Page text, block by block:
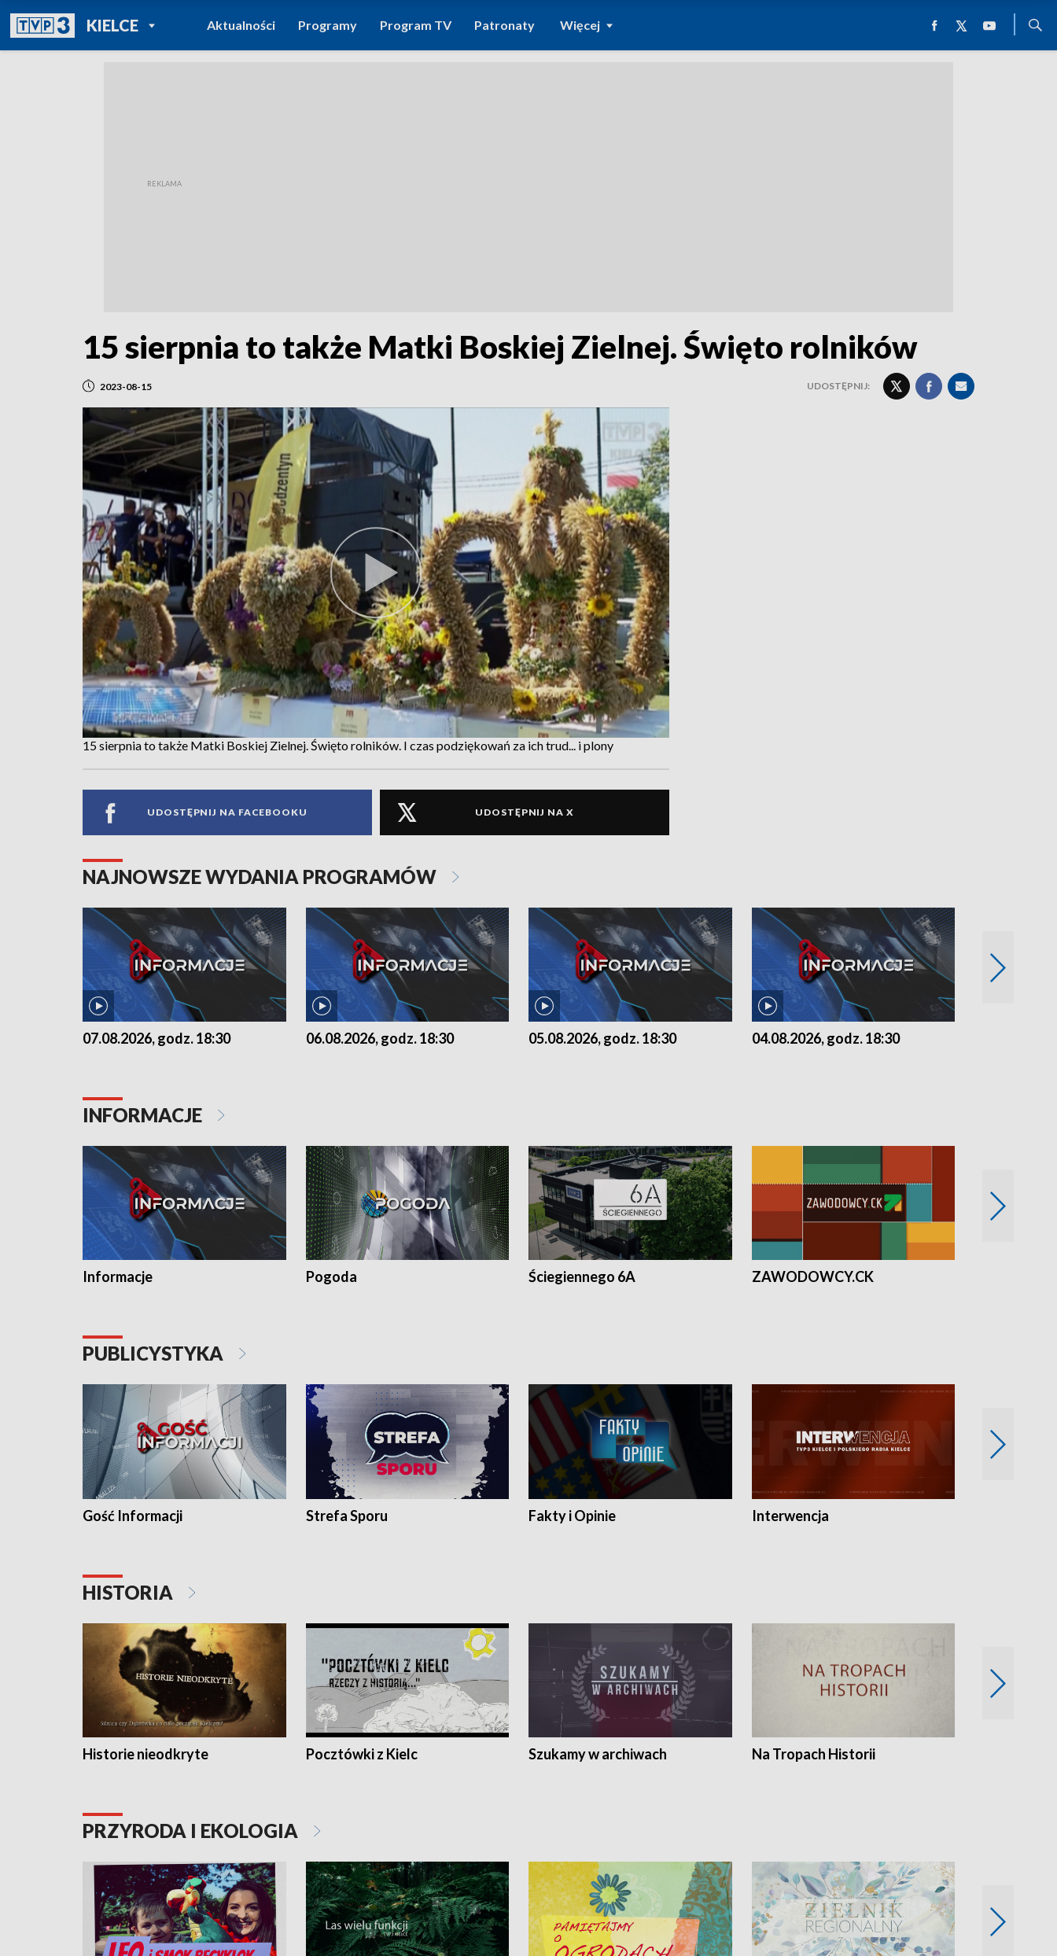
KIELCEPOWRÓT DO
TVP REGIONY
Aktualności Programy Program TV Patronaty Więcej
15 sierpnia to także Matki Boskiej Zielnej. Święto rolników
2023-08-15 UDOSTĘPNIJ:
15 sierpnia to także Matki Boskiej Zielnej. Święto rolników. I czas podziękowań za ich trud... i plony
UDOSTĘPNIJ NA FACEBOOKU UDOSTĘPNIJ NA X
NAJNOWSZE WYDANIA PROGRAMÓW
07.08.2026, godz. 18:30 06.08.2026, godz. 18:30 05.08.2026, godz. 18:30 04.08.2026, godz. 18:30
INFORMACJE
Informacje Pogoda Ściegiennego 6A ZAWODOWCY.CK
PUBLICYSTYKA
Gość Informacji Strefa Sporu Fakty i Opinie Interwencja
HISTORIA
Historie nieodkryte Pocztówki z Kielc Szukamy w archiwach Na Tropach Historii
PRZYRODA I EKOLOGIA